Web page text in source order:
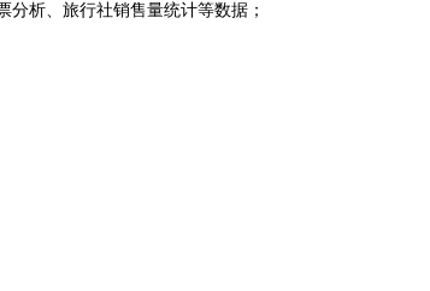
析、旅行社销售量统计等数据；